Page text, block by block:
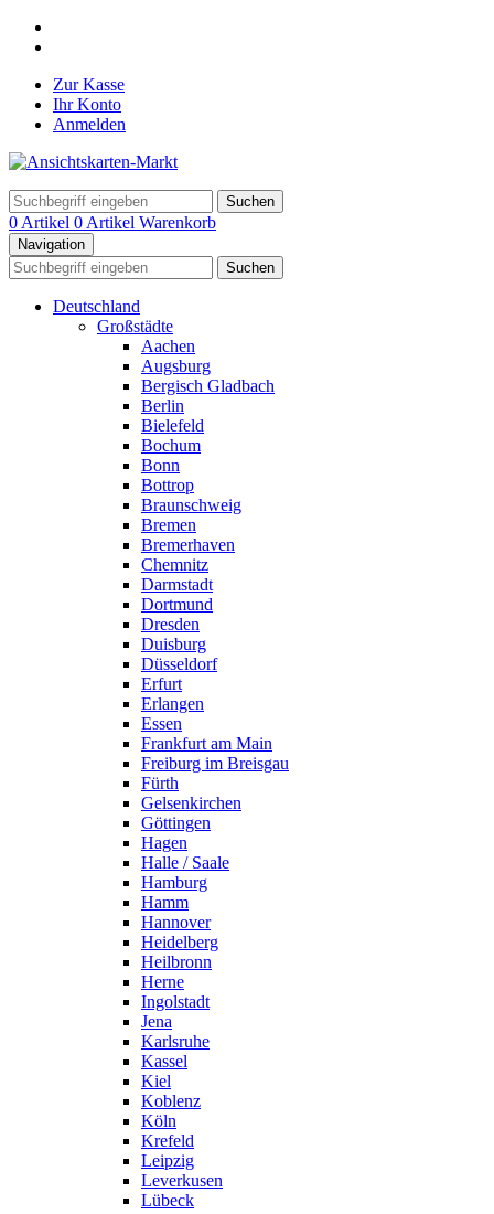
Zur Kasse
Ihr Konto
Anmelden
Suchen
0 Artikel 0 Artikel Warenkorb
Navigation
Suchen
Deutschland
Großstädte
Aachen
Augsburg
Bergisch Gladbach
Berlin
Bielefeld
Bochum
Bonn
Bottrop
Braunschweig
Bremen
Bremerhaven
Chemnitz
Darmstadt
Dortmund
Dresden
Duisburg
Düsseldorf
Erfurt
Erlangen
Essen
Frankfurt am Main
Freiburg im Breisgau
Fürth
Gelsenkirchen
Göttingen
Hagen
Halle / Saale
Hamburg
Hamm
Hannover
Heidelberg
Heilbronn
Herne
Ingolstadt
Jena
Karlsruhe
Kassel
Kiel
Koblenz
Köln
Krefeld
Leipzig
Leverkusen
Lübeck